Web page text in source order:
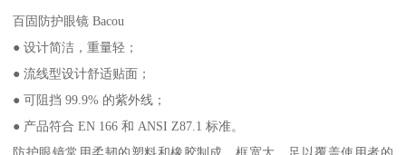
百固防护眼镜 Bacou
● 设计简洁，重量轻；
● 流线型设计舒适贴面；
● 可阻挡 99.9% 的紫外线；
● 产品符合 EN 166 和 ANSI Z87.1 标准。